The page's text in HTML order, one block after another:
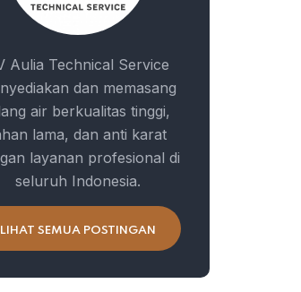
Aulia Technical Service
dan memasang
air berkualitas tinggi,
lama, dan anti karat
layanan profesional di
seluruh Indonesia.
LIHAT SEMUA POSTINGAN